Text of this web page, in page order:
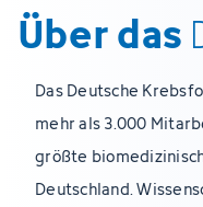
Über das
Das Deutsche
mehr als 3.000
größte
Deutschland.